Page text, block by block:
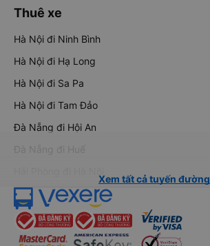
Thuê xe
Hà Nội đi Ninh Bình
Hà Nội đi Hạ Long
Hà Nội đi Sa Pa
Hà Nội đi Tam Đảo
Đà Nẵng đi Hội An
Đà Nẵng đi Huế
Xem tất cả tuyến đường